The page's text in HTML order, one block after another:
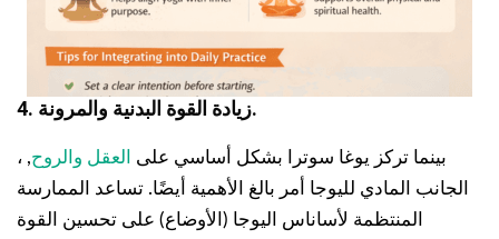
4. زيادة القوة البدنية والمرونة.
بينما تركز يوغا سوترا بشكل أساسي على العقل والروح, ،
الجانب المادي لليوجا أمر بالغ الأهمية أيضًا. تساعد الممارسة
المنتظمة لأساناس اليوجا (الأوضاع) على تحسين القوة